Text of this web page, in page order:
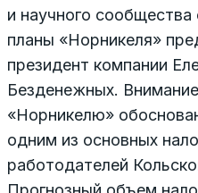
и научного
планы «Норникеля»
президент компании
Безденежных.
«Норникелю»
одним из основных
работодателей